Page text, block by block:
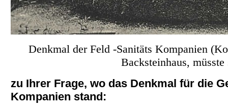
Denkmal der Feld -Sanitäts Kompanien
Backsteinhaus,
zu Ihrer Frage, wo das Denkmal für die
Kompanien stand: